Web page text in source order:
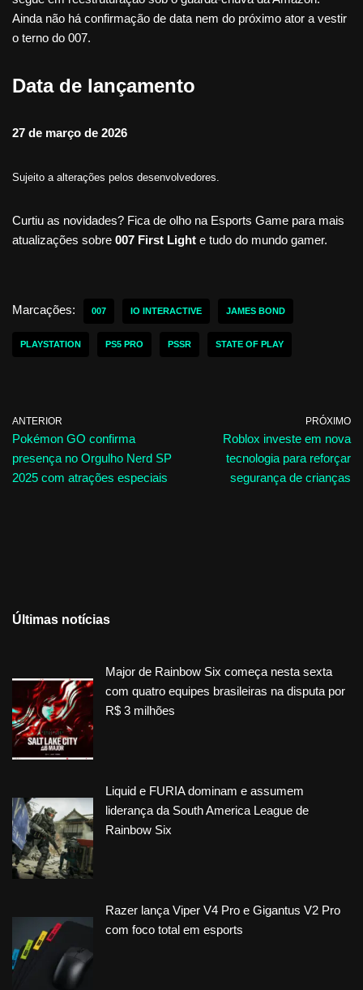
Ainda não há confirmação de data nem do próximo ator a vestir
o terno do 007.
Data de lançamento
27 de março de 2026
Sujeito a alterações pelos desenvolvedores.
Curtiu as novidades? Fica de olho na Esports Game para mais
atualizações sobre 007 First Light e tudo do mundo gamer.
Marcações: 007 IO INTERACTIVE JAMES BOND
PLAYSTATION PS5 PRO PSSR STATE OF PLAY
ANTERIOR
Pokémon GO confirma
presença no Orgulho Nerd SP
2025 com atrações especiais
PRÓXIMO
Roblox investe em nova
tecnologia para reforçar
segurança de crianças
Últimas notícias
Major de Rainbow Six começa nesta sexta
com quatro equipes brasileiras na disputa por
R$ 3 milhões
Liquid e FURIA dominam e assumem
liderança da South America League de
Rainbow Six
Razer lança Viper V4 Pro e Gigantus V2 Pro
com foco total em esports